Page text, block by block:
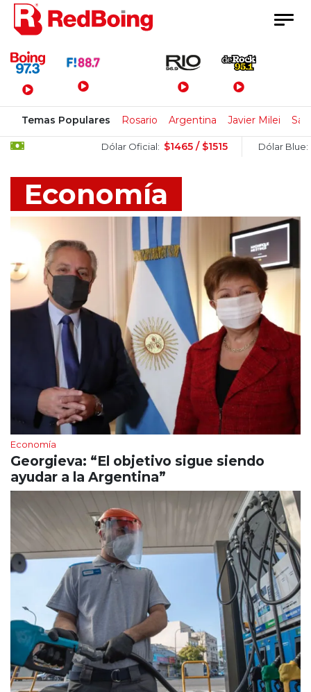
Menú Principal
Temas Populares Rosario Argentina Javier Milei
Dólar Oficial: $1465 / $1515 Dólar Blue: $1525 /
Economía
Economía
Georgieva: “El objetivo sigue siendo
ayudar a la Argentina”